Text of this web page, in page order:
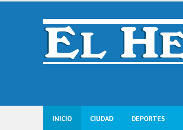
Skip
INICIO CIUDAD DEPORTES